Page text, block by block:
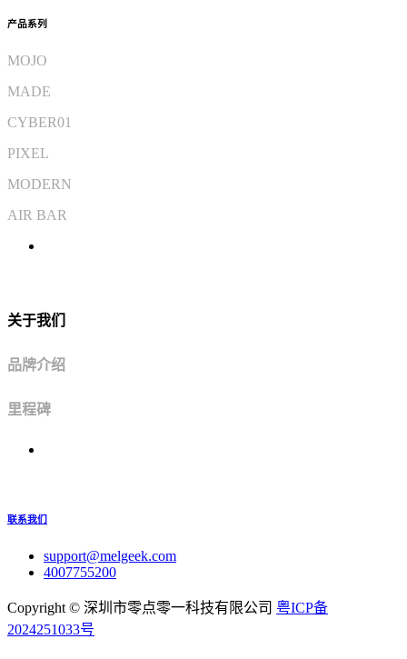
产品系列
MOJO
MADE
CYBER01
PIXEL
MODERN
AIR BAR
关于我们
品牌介绍
里程碑
联系我们
support@melgeek.com
4007755200
Copyright © 深圳市零点零一科技有限公司 粤ICP备
2024251033号